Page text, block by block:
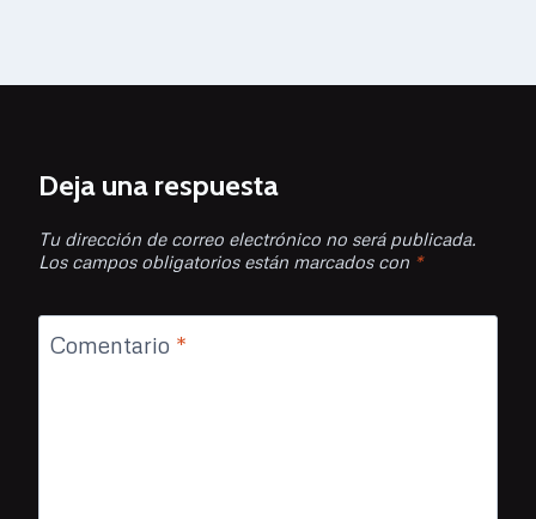
Deja una respuesta
Tu dirección de correo electrónico no será publicada.
Los campos obligatorios están marcados con *
Comentario *